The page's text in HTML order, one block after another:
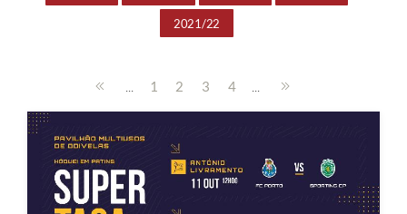
2021/22
... 1 2 3 4 ...